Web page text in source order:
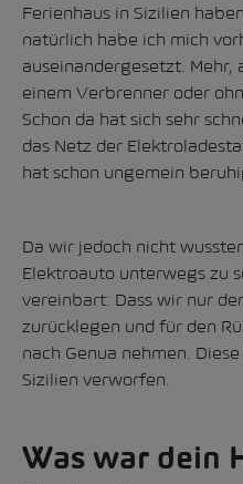
Ferienhaus in Sizilien
natürlich habe ich mich
auseinandergesetzt. Mehr,
einem Verbrenner oder
Schon da hat sich sehr
das Netz der
hat schon ungemein
Da wir jedoch nicht
Elektroauto unterwegs zu
vereinbart: Dass wir nur
zurücklegen und für den
nach Genua nehmen.
Sizilien verworfen.
Was war dein